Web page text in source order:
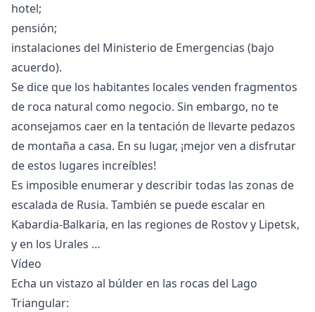
hotel;
pensión;
instalaciones del Ministerio de Emergencias (bajo
acuerdo).
Se dice que los habitantes locales venden fragmentos
de roca natural como negocio. Sin embargo, no te
aconsejamos caer en la tentación de llevarte pedazos
de montaña a casa. En su lugar, ¡mejor ven a disfrutar
de estos lugares increíbles!
Es imposible enumerar y describir todas las zonas de
escalada de Rusia. También se puede escalar en
Kabardia-Balkaria, en las regiones de Rostov y Lipetsk,
y en los Urales …
Vídeo
Echa un vistazo al búlder en las rocas del Lago
Triangular: